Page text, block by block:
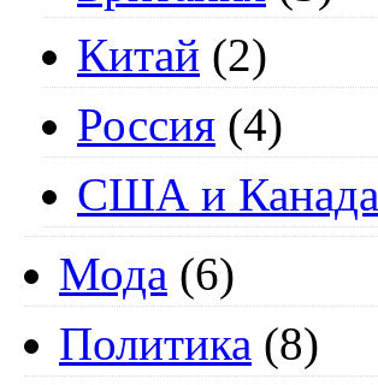
Китай (2)
Россия (4)
США и Канада
Мода (6)
Политика (8)